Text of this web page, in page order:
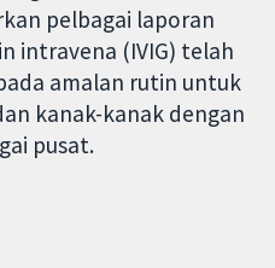
pelbagai laporan
intravena (IVIG) telah
amalan rutin untuk
kanak-kanak dengan
pusat.